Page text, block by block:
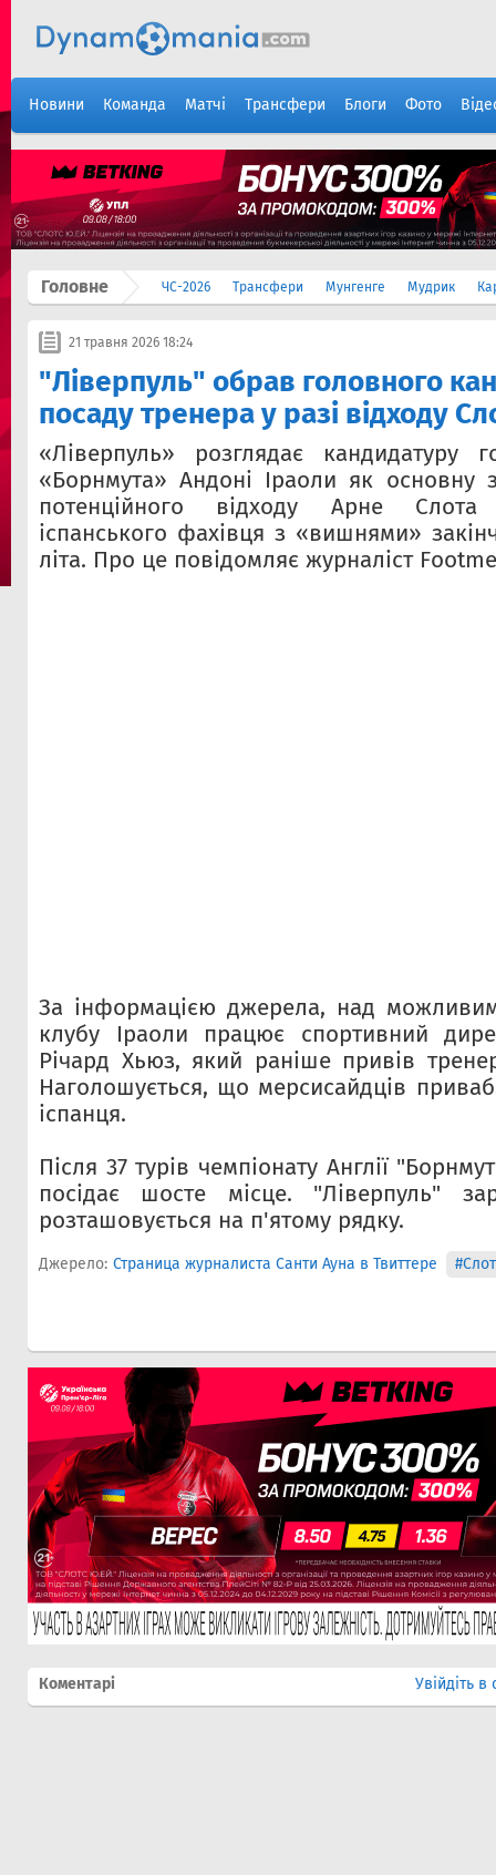
Новини Команда Матчі Трансфери Блоги Фото
Головне ЧС-2026 Трансфери Мунгенге Мудрик
21 травня 2026 18:24
"Ліверпуль" обрав головного
посаду тренера у разі відходу
«Ліверпуль» розглядає кандидатуру
«Борнмута» Андоні Іраоли як основну
потенційного відходу Арне Слота
іспанського фахівця з «вишнями»
літа. Про це повідомляє журналіст
За інформацією джерела, над
клубу Іраоли працює спортивний
Річард Хьюз, який раніше привів
Наголошується, що мерсисайдців
іспанця.
Після 37 турів чемпіонату Англії
посідає шосте місце. "Ліверпуль"
розташовується на п'ятому рядку.
Джерело: Страница журналиста Санти Ауна в Твиттере #Слот
Коментарі Увійдіть в